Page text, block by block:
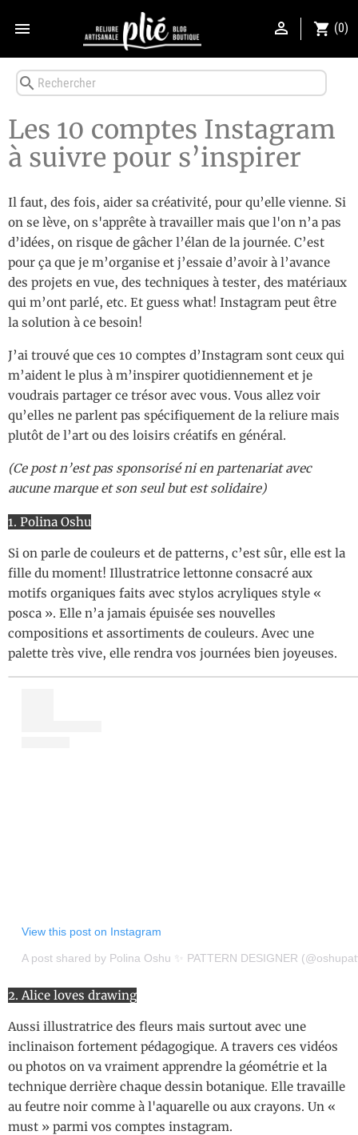
 shopping_cart (0)

search
Les 10 comptes Instagram
à suivre pour s’inspirer
Il faut, des fois, aider sa créativité, pour qu’elle vienne. Si
on se lève, on s'apprête à travailler mais que l'on n’a pas
d’idées, on risque de gâcher l’élan de la journée. C’est
pour ça que je m’organise et j’essaie d’avoir à l’avance
des projets en vue, des techniques à tester, des matériaux
qui m’ont parlé, etc. Et guess what! Instagram peut être
la solution à ce besoin!
J’ai trouvé que ces 10 comptes d’Instagram sont ceux qui
m’aident le plus à m’inspirer quotidiennement et je
voudrais partager ce trésor avec vous. Vous allez voir
qu’elles ne parlent pas spécifiquement de la reliure mais
plutôt de l’art ou des loisirs créatifs en général.
(Ce post n’est pas sponsorisé ni en partenariat avec
aucune marque et son seul but est solidaire)
1. Polina Oshu
Si on parle de couleurs et de patterns, c’est sûr, elle est la
fille du moment! Illustratrice lettonne consacré aux
motifs organiques faits avec stylos acryliques style «
posca ». Elle n’a jamais épuisée ses nouvelles
compositions et assortiments de couleurs. Avec une
palette très vive, elle rendra vos journées bien joyeuses.
View this post on Instagram
A post shared by Polina Oshu ✨ PATTERN DESIGNER
2. Alice loves drawing
Aussi illustratrice des fleurs mais surtout avec une
inclinaison fortement pédagogique. A travers ces vidéos
ou photos on va vraiment apprendre la géométrie et la
technique derrière chaque dessin botanique. Elle travaille
au feutre noir comme à l'aquarelle ou aux crayons. Un «
must » parmi vos comptes instagram.